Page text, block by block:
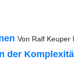
Von Ralf Keu­per
der